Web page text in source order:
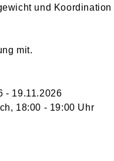
und Koordination
mit.
- 19.11.2026
18:00 - 19:00 Uhr